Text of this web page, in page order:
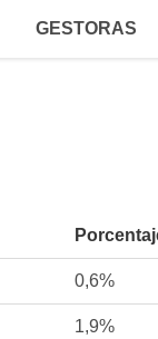
GESTORAS
0,6%
1,9%